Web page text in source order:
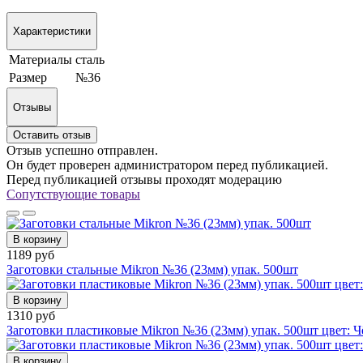
Характеристики
Материалы сталь
Размер
№36
Отзывы
Оставить отзыв
Отзыв успешно отправлен.
Он будет проверен администратором перед публикацией.
Перед публикацией отзывы проходят модерацию
Сопутствующие товары
В корзину
1189 руб
Заготовки стальные Mikron №36 (23мм) упак. 500шт
В корзину
1310 руб
Заготовки пластиковые Mikron №36 (23мм) упак. 500шт цвет: